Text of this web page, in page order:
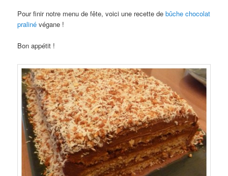
Pour finir notre menu de fête, voici une recette debûche chocolat
praliné végane !
Bon appétit !